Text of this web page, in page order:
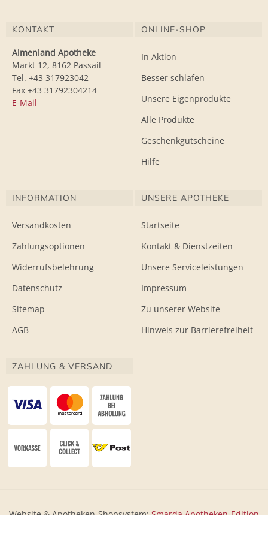
KONTAKT
Almenland Apotheke
Markt 12, 8162 Passail
Tel. +43 317923042
Fax +43 31792304214
E-Mail
ONLINE-SHOP
In Aktion
Besser schlafen
Unsere Eigenprodukte
Alle Produkte
Geschenkgutscheine
Hilfe
INFORMATION
Versandkosten
Zahlungsoptionen
Widerrufsbelehrung
Datenschutz
Sitemap
AGB
UNSERE APOTHEKE
Startseite
Kontakt & Dienstzeiten
Unsere Serviceleistungen
Impressum
Zu unserer Website
Hinweis zur Barrierefreiheit
ZAHLUNG & VERSAND
Website & Apotheken-Shopsystem:Smarda Apotheken-Edition